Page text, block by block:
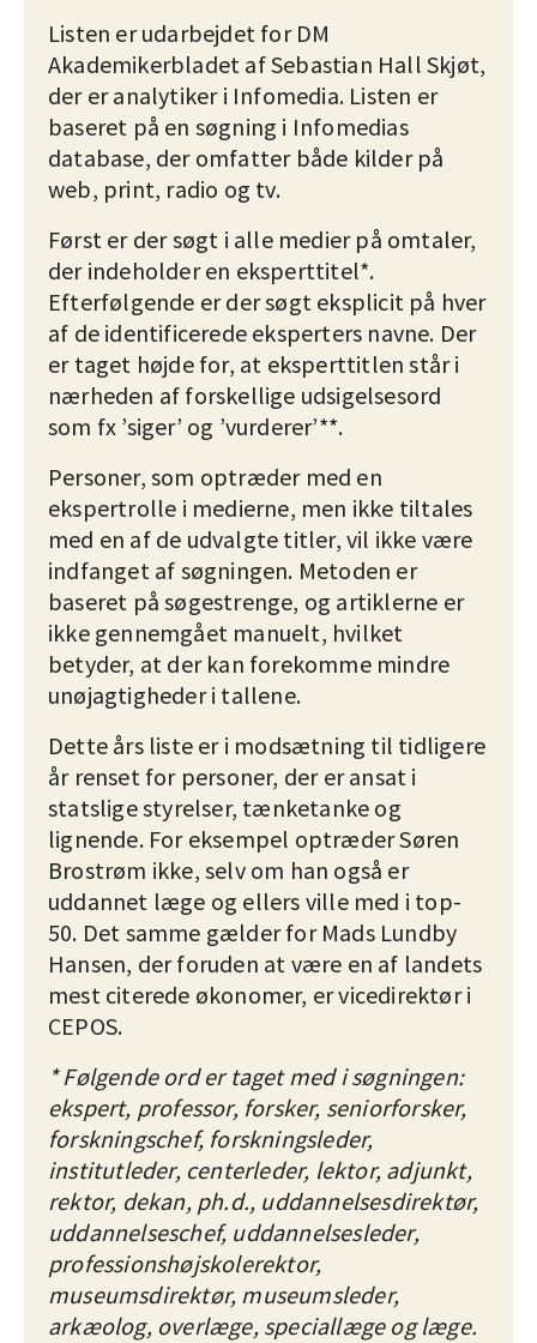
Listen er udarbejdet for DM
Akademikerbladet af Sebastian Hall Skjøt,
der er analytiker i Infomedia. Listen er
baseret på en søgning i Infomedias
database, der omfatter både kilder på
web, print, radio og tv.
Først er der søgt i alle medier på omtaler,
der indeholder en eksperttitel*.
Efterfølgende er der søgt eksplicit på hver
af de identificerede eksperters navne. Der
er taget højde for, at eksperttitlen står i
nærheden af forskellige udsigelsesord
som fx ’siger’ og ’vurderer’**.
Personer, som optræder med en
ekspertrolle i medierne, men ikke tiltales
med en af de udvalgte titler, vil ikke være
indfanget af søgningen. Metoden er
baseret på søgestrenge, og artiklerne er
ikke gennemgået manuelt, hvilket
betyder, at der kan forekomme mindre
unøjagtigheder i tallene.
Dette års liste er i modsætning til tidligere
år renset for personer, der er ansat i
statslige styrelser, tænketanke og
lignende. For eksempel optræder Søren
Brostrøm ikke, selv om han også er
uddannet læge og ellers ville med i top-
50. Det samme gælder for Mads Lundby
Hansen, der foruden at være en af landets
mest citerede økonomer, er vicedirektør i
CEPOS.
* Følgende ord er taget med i søgningen:
ekspert, professor, forsker, seniorforsker,
forskningschef, forskningsleder,
institutleder, centerleder, lektor, adjunkt,
rektor, dekan, ph.d., uddannelsesdirektør,
uddannelseschef, uddannelsesleder,
professionshøjskolerektor,
museumsdirektør, museumsleder,
arkæolog, overlæge, speciallæge og læge.